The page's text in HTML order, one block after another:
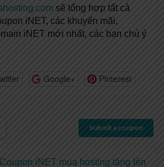
sẽ tổng hợp tất cả
iNET, các khuyến mãi,
iNET mới nhất, các bạn chú ý
Google+ Pinterest
Submit a coupon
Coupon iNET mua hosting tặng tên